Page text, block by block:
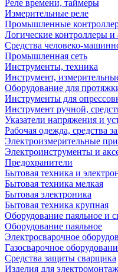
Реле времени, таймеры
Измерительные реле
Промышленные
Логические контроллеры и
Средства человеко-
Промышленная сеть
Инструменты, техника
Инструмент,
Оборудование для
Инструменты для
Инструмент ручной,
Указатели напряжения и
Рабочая одежда, средства
Электроизмерительные
Электроинструменты и
Предохранители
Бытовая техника и
Бытовая техника мелкая
Бытовая электроника
Бытовая техника крупная
Оборудование паяльное и
Оборудование паяльное
Электросварочное
Газосварочное
Средства защиты сварщика
Изделия для